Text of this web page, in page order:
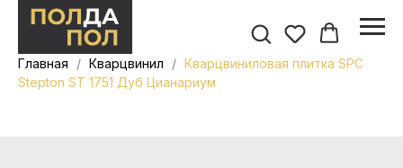
Главная Кварцвинил
Кварцвиниловая плитка SPC
Stepton ST 1751 Дуб Цианариум